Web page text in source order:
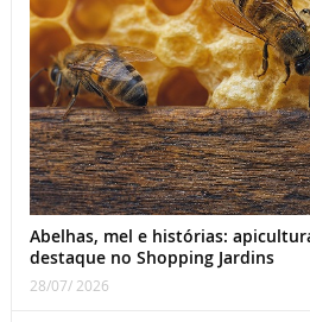
Abelhas, mel e histórias:
destaque no Shopping Jardins
28/07/ 2026